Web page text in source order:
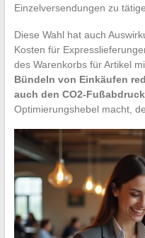
Einzelversendungen zu
Diese Wahl hat auch
Kosten für
des Warenkorbs für Artikel
Bündeln von Einkäufen
auch den CO2-Fußabdruck
Optimierungshebel macht,